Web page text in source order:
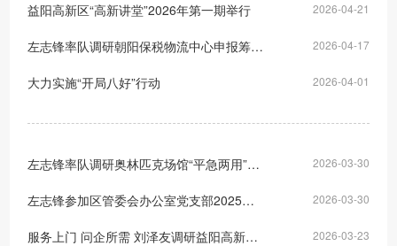
益阳高新区“高新讲堂”2026年第一期举行 2026-04-21
左志锋率队调研朝阳保税物流中心申报筹建工作暨湖南聪科进口食品加工园项目选址 2026-04-17
大力实施“开局八好”行动 2026-04-01
左志锋率队调研奥林匹克场馆“平急两用”建设项目：以专业标准提升运营能力 全力冲刺省运会筹备工作 2026-03-30
左志锋参加区管委会办公室党支部2025年度组织生活会 2026-03-30
服务上门 问企所需 刘泽友调研益阳高新区重点企业及项目 2026-03-23